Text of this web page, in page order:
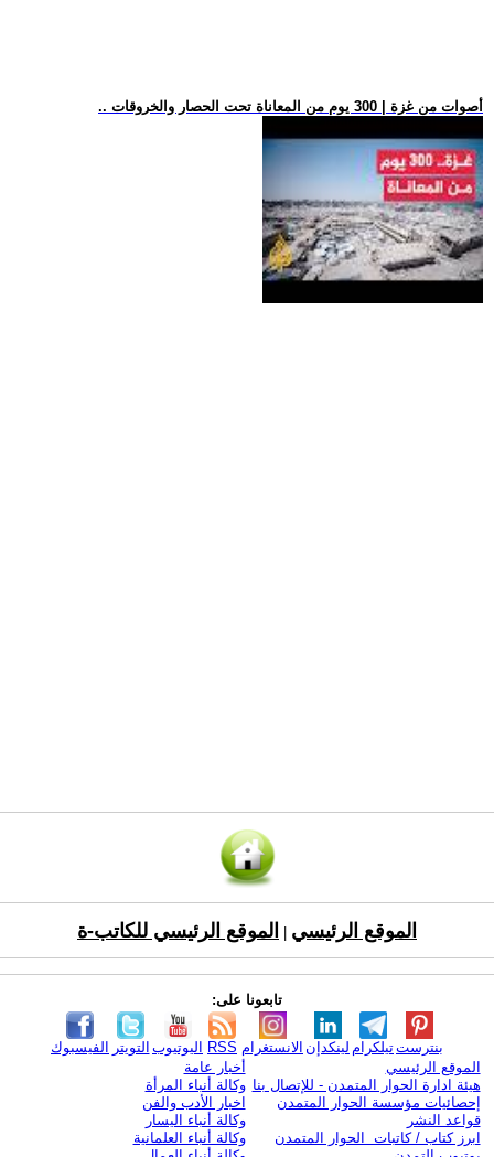
.. أصوات من غزة | 300 يوم من المعاناة تحت الحصار والخروقات
الموقع الرئيسي الموقع الرئيسي للكاتب-ة
تابعونا على:
الفيسبوك التويتر اليوتيوب RSS الانستغرام لينكدإن تيلكرامبنترست
الموقع الرئيسي
هيئة ادارة الحوار المتمدن - للإتصال بنا
إحصائيات مؤسسة الحوار المتمدن
قواعد النشر
ابرز كتاب / كاتبات الحوار المتمدن
أخبار عامة
وكالة أنباء المرأة
اخبار الأدب والفن
وكالة أنباء اليسار
وكالة أنباء العلمانية